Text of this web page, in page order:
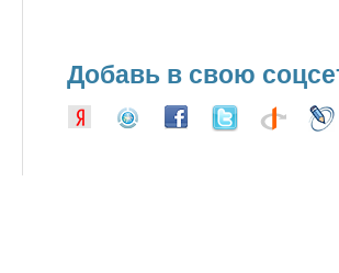
Добавь в свою